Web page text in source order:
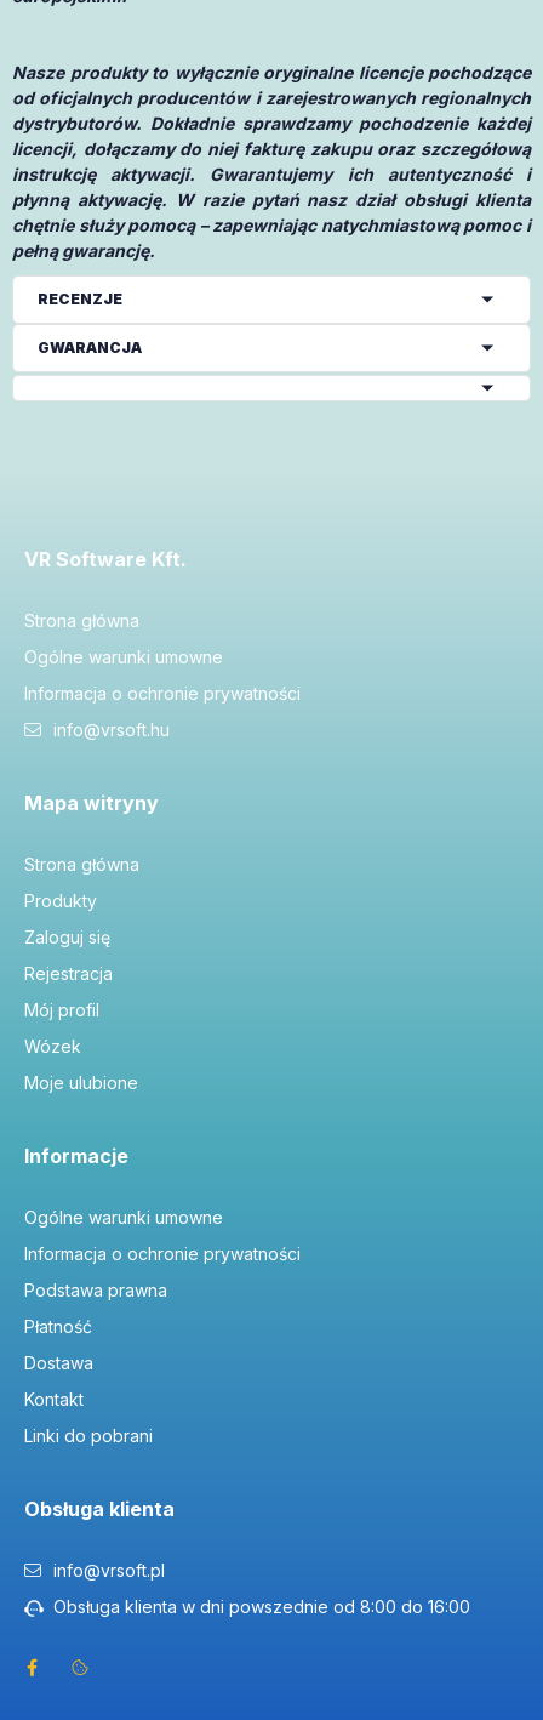
Nasze produkty to wyłącznie oryginalne licencje pochodzące
od oficjalnych producentów i zarejestrowanych regionalnych
dystrybutorów. Dokładnie sprawdzamy pochodzenie każdej
licencji, dołączamy do niej fakturę zakupu oraz szczegółową
instrukcję aktywacji. Gwarantujemy ich autentyczność i
płynną aktywację. W razie pytań nasz dział obsługi klienta
chętnie służy pomocą – zapewniając natychmiastową pomoc i
pełną gwarancję.
RECENZJE
GWARANCJA
VR Software Kft.
Strona główna
Ogólne warunki umowne
Informacja o ochronie prywatności
info@vrsoft.hu
Mapa witryny
Strona główna
Produkty
Zaloguj się
Rejestracja
Mój profil
Wózek
Moje ulubione
Informacje
Ogólne warunki umowne
Informacja o ochronie prywatności
Podstawa prawna
Płatność
Dostawa
Kontakt
Linki do pobrani
Obsługa klienta
info@vrsoft.pl
Obsługa klienta w dni powszednie od 8:00 do 16:00